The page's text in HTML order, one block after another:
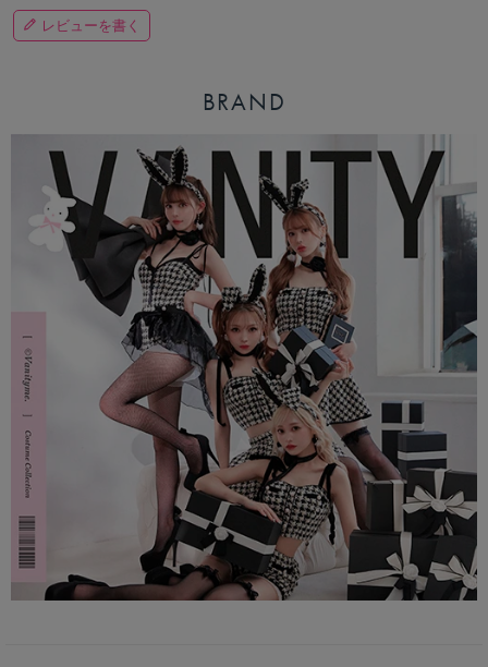
レビューを書く
BRAND